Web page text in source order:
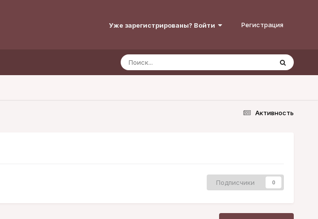
Уже зарегистрированы? Войти Регистрация
Активность
Подписчики 0